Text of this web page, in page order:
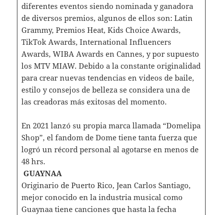
diferentes eventos siendo nominada y ganadora
de diversos premios, algunos de ellos son: Latin
Grammy, Premios Heat, Kids Choice Awards,
TikTok Awards, International Influencers
Awards, WIBA Awards en Cannes, y por supuesto
los MTV MIAW. Debido a la constante originalidad
para crear nuevas tendencias en videos de baile,
estilo y consejos de belleza se considera una de
las creadoras más exitosas del momento.
En 2021 lanzó su propia marca llamada “Domelipa
Shop”, el fandom de Dome tiene tanta fuerza que
logró un récord personal al agotarse en menos de
48 hrs.
GUAYNAA
Originario de Puerto Rico, Jean Carlos Santiago,
mejor conocido en la industria musical como
Guaynaa tiene canciones que hasta la fecha